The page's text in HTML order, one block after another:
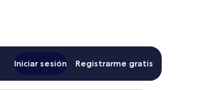
Iniciar sesión Registrarme gratis